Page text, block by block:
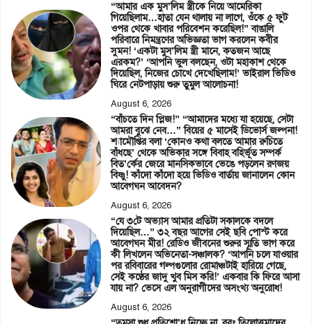
“আমার এক মুস’লিম স্ত্রীকে নিয়ে আমেরিকা
গিয়েছিলাম…হাতা যেন থালায় না লাগে, ওঁকে ৫ ফুট
ওপর থেকে খাবার পরিবেশন করেছিল!” বাঙালি
পরিবারে নিমন্ত্রণের অভিজ্ঞতা ভাগ করলেন কবীর
সুমন! ‘একটা মুস’লিম স্ত্রী মানে, কতজন আছে
এরকম?’ ‘আপনি ভুল বলছেন, ওটা মহাকাশ থেকে
দিয়েছিল, নিজের চোখে দেখেছিলাম!’ ভাইরাল ভিডিও
ঘিরে নেটপাড়ায় শুরু তুমুল আলোচনা!
August 6, 2026
“বাঁচতে দিন প্লিজ!” “আমাদের মধ্যে যা হয়েছে, সেটা
আমরা বুঝে নেব…” বিয়ের ৫ মাসেই ডিভোর্স জল্পনা!
শ্যামৌপ্তির বলা ‘কোনও কথা বলতে আমার রুচিতে
বাঁধছে’ থেকে অভিকার সঙ্গে বিবাহ বহির্ভূত সম্পর্ক
বিত’র্কের জেরে মানসিকভাবে ভেঙে পড়লেন রণজয়
বিষ্ণু! কাঁদো কাঁদো হয়ে ভিডিও বার্তায় জানালেন কোন
আবেগঘন আবেদন?
August 6, 2026
“যে ৩টে অভ্যাস আমার প্রতিটা সকালকে বদলে
দিয়েছিল…” ৩২ বছর আগের সেই ছবি পোস্ট করে
আবেগঘন মীর! রেডিও জীবনের শুরুর স্মৃতি ভাগ করে
কী লিখলেন অভিনেতা-সঞ্চালক? ‘আপনি চলে যাওয়ার
পর রবিবারের গল্পগুলোর রোমাঞ্চটাই হারিয়ে গেছে,
সেই কণ্ঠের জাদু খুব মিস করি!’ একবার কি ফিরে আসা
যায় না? ভেসে এল অনুরাগীদের অসংখ্য অনুরোধ!
August 6, 2026